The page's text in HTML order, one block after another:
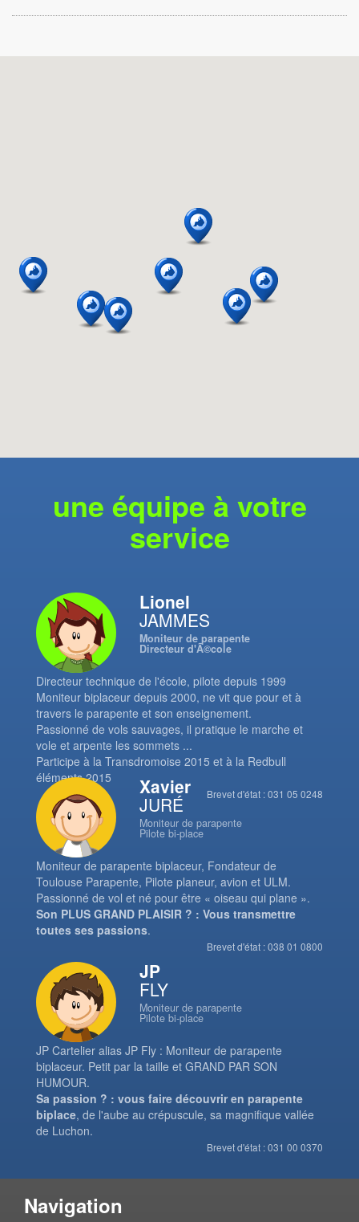
une équipe à votre
service
Lionel
JAMMES
Moniteur de parapente
Directeur d'Ã©cole
Directeur technique de l'école, pilote depuis 1999
Moniteur biplaceur depuis 2000, ne vit que pour et à
travers le parapente et son enseignement.
Passionné de vols sauvages, il pratique le marche et
vole et arpente les sommets ...
Participe à la Transdromoise 2015 et à la Redbull
éléments 2015
Brevet d'état : 031 05 0248
Xavier
JURÉ
Moniteur de parapente
Pilote bi-place
Moniteur de parapente biplaceur, Fondateur de
Toulouse Parapente, Pilote planeur, avion et ULM.
Passionné de vol et né pour être « oiseau qui plane ».
Son PLUS GRAND PLAISIR ? : Vous transmettre
toutes ses passions.
Brevet d'état : 038 01 0800
JP
FLY
Moniteur de parapente
Pilote bi-place
JP Cartelier alias JP Fly : Moniteur de parapente
biplaceur. Petit par la taille et GRAND PAR SON
HUMOUR.
Sa passion ? : vous faire découvrir en parapente
biplace, de l'aube au crépuscule, sa magnifique vallée
de Luchon.
Brevet d'état : 031 00 0370
Navigation